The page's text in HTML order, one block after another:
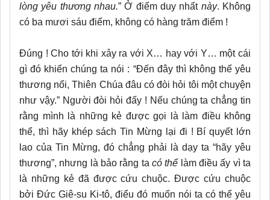
lòng yêu thương nhau.” Ở điểm duy nhất này. Không
có ba mươi sáu điểm, không có hàng trăm điểm !
Đúng ! Cho tới khi xảy ra với X… hay với Y… một cái
gì đó khiến chúng ta nói : “Đến đây thì không thể yêu
thương nổi, Thiên Chúa đâu có đòi hỏi tôi một chuyện
như vậy.” Người đòi hỏi đấy ! Nếu chúng ta chẳng tin
rằng mình là những kẻ được gọi là làm điều không
thể, thì hãy khép sách Tin Mừng lại đi ! Bí quyết lớn
lao của Tin Mừng, đó chẳng phải là dạy ta “hãy yêu
thương”, nhưng là bảo rằng ta có thể làm điều ấy vì ta
là những kẻ đã được cứu chuộc. Được cứu chuộc
bởi Đức Giê-su Ki-tô, điểu đó muốn nói ta có thể yêu